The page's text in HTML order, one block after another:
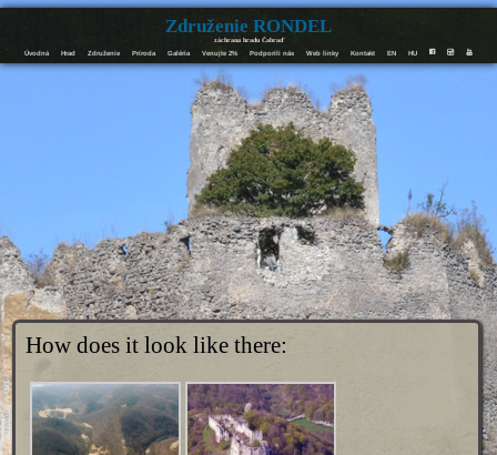
Združenie RONDEL
záchrana hradu Čabraď
Úvodná Hrad Združenie Príroda Galéria Venujte 2% Podporili nás Web linky Kontakt EN HU F I Y
How does it look like there: